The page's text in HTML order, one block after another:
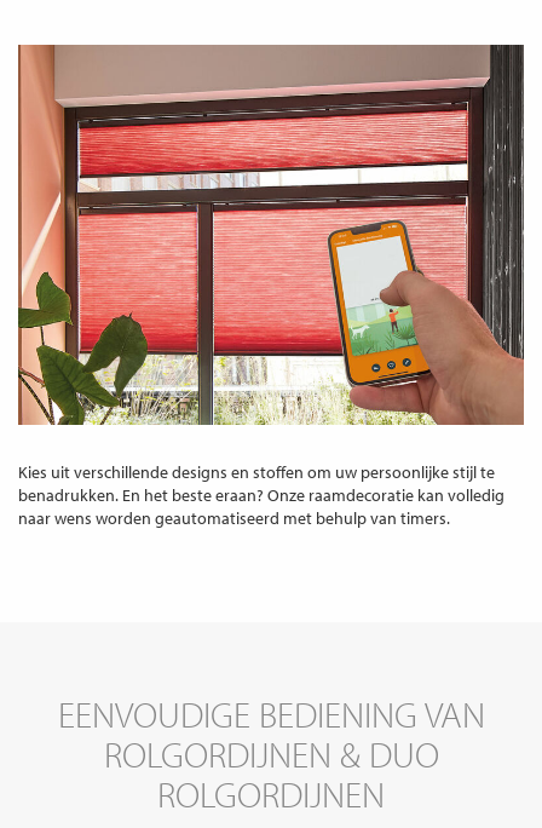
Kies uit verschillende designs en stoffen om uw persoonlijke stijl te
benadrukken. En het beste eraan? Onze raamdecoratie kan volledig
naar wens worden geautomatiseerd met behulp van timers.
EENVOUDIGE BEDIENING VAN
ROLGORDIJNEN & DUO
ROLGORDIJNEN